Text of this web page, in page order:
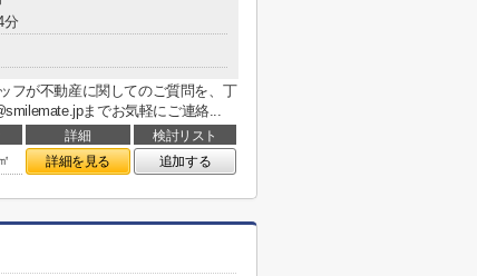
分
が不動産に関してのご質問を、丁
までお気軽にご連絡...
詳細
検討リスト
詳細を見る 追加する